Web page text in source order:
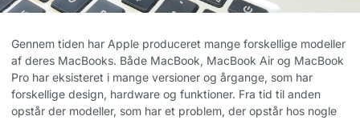
Gennem tiden har Apple produceret mange forskellige modeller
af deres MacBooks. Både MacBook, MacBook Air og MacBook
Pro har eksisteret i mange versioner og årgange, som har
forskellige design, hardware og funktioner. Fra tid til anden
opstår der modeller, som har et problem, der opstår hos nogle